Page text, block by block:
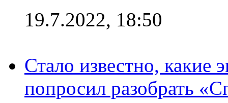
19.7.2022, 18:50
Стало известно, какие
попросил разобрать